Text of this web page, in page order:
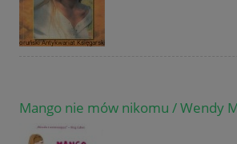
Mango nie mów nikomu / Wendy